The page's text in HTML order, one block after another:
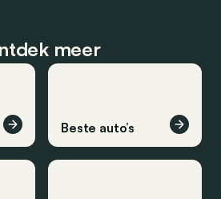
meer
Beste auto’s